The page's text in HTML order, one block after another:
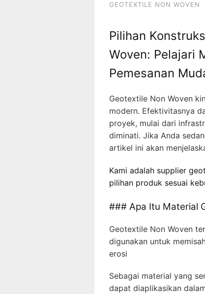
GEOTEXTILE NON WOVEN
Pilihan
Woven: Pelajari
Pemesanan
Geotextile Non Woven
modern. Efektivitasnya
proyek, mulai dari
diminati. Jika Anda
artikel ini akan
Kami adalah supplier
pilihan produk sesuai
### Apa Itu Material
Geotextile Non Woven
digunakan untuk
erosi
Sebagai material yang
dapat diaplikasikan